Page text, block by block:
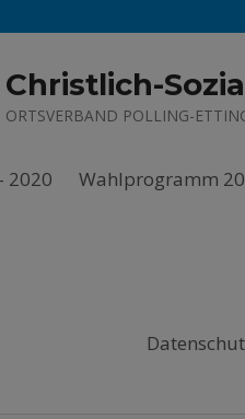
Christlich-
ORTSVERBAND POLLING-
2020 Wahlprogramm